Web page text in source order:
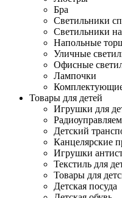
Бра
Светильники
Светильники
Напольные
Уличные
Офисные
Лампочки
Товары для детей
Игрушки для
Детский
Канцелярские
Игрушки
Текстиль для
Товары для
Детская посуда